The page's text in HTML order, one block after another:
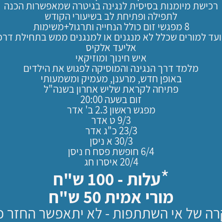
רכישת מיומנות בסיסית לנגינה בגיטרה שמאפשרות הכנה
לתפילה ופתיחת לב בשיעורי הקודש
8 מפגשי זום כולל הנחייה ותרגול+משימות
למורים שכלל לא מנגנים או למנגנים ממש בתחילת
אליעד אלקיס
איש חינוך ומוזיקאי
מלמד דרך הנגינה והמוסיקה לפגוש את הילדים
באופן חדש, מרענן, מעמיק ומשמעותי
פתיחה לקראת שליש אחרון בשנה"ל
זום בשעה 20:00
מפגש ראשון 2.3 ב' אדר
9/3 ט אדר
23/3 כ"ג אדר
30/3 א ניסן
6/4 חופשת פסח ח ניסן
20/4 איסרו חג
*עלות - 100 ש"ח
מורי אמית 50 ש"ח
של אי השתתפות - לא יתאפשר החזר